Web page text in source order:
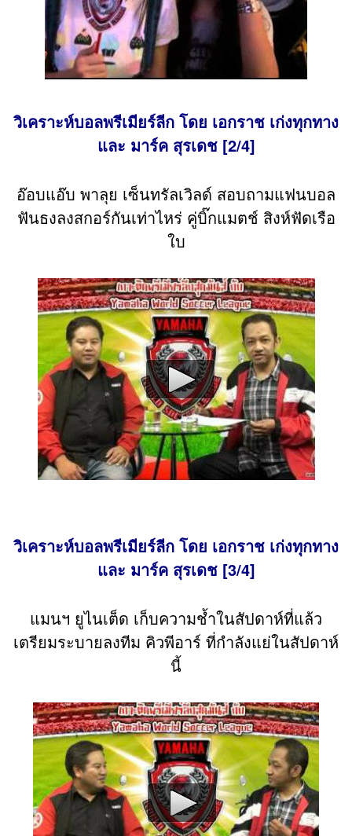
วิเคราะห์บอลพรีเมียร์ลีก โดย เอกราช เก่งทุกทาง
และ มาร์ค สุรเดช [2/4]
อ๊อบแอ๊บ พาลุย เซ็นทรัลเวิลด์ สอบถามแฟนบอล
ฟันธงลงสกอร์กันเท่าไหร่ คู่บิ๊กแมตช์ สิงห์ฟัดเรือ
ใบ
วิเคราะห์บอลพรีเมียร์ลีก โดย เอกราช เก่งทุกทาง
และ มาร์ค สุรเดช [3/4]
แมนฯ ยูไนเต็ด เก็บความช้ำในสัปดาห์ที่แล้ว
เตรียมระบายลงทีม คิวพีอาร์ ที่กำลังแย่ในสัปดาห์
นี้